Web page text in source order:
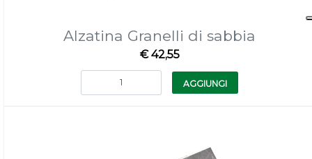
Alzatina Granelli di sabbia
€ 42,55
Quantità
AGGIUNGI